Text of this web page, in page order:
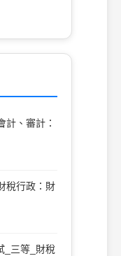
式支出評
計、審計：
稅行政：財
_三等_財稅